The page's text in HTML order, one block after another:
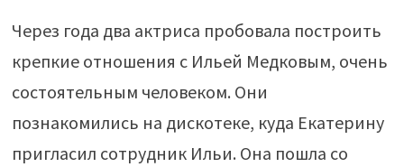
Через года два актриса пробовала построить
крепкие отношения с Ильей Медковым, очень
состоятельным человеком. Они
познакомились на дискотеке, куда Екатерину
пригласил сотрудник Ильи. Она пошла со